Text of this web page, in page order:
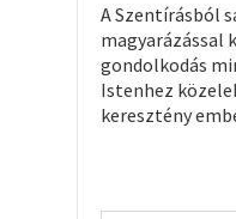
A Szentírásból
magyarázással
gondolkodás
Istenhez
keresztény